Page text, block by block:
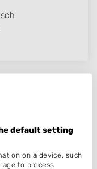
default setting
on a device, such
to process